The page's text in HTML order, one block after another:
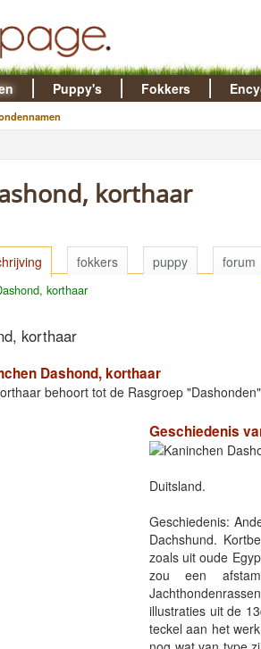
Puppy's Fokkers
korthaar
fokkers puppy forum
korthaar
korthaar
Dashond, korthaar
behoort tot de Rasgroep "Dashonden"
Geschiedenis
Duitsland.
Geschiedenis:
Dachshund.
zoals uit oude
zou een
illustraties uit de
teckel aan het